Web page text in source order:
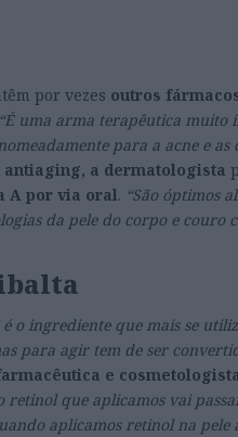
por vezes outros
“É uma arma terapêutica muito
para a acne e as
antiaging, a dermatologista
A por via oral. “São óptimos
da pele do corpo e couro
é o ingrediente que mais se
para agir tem de ser
e
retinol que aplicamos vai
aplicamos retinol na pele